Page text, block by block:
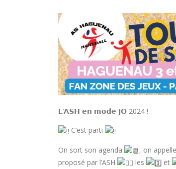
𝗟’𝗔𝗦𝗛 𝗲𝗻 𝗺𝗼𝗱𝗲 𝗝𝗢 2024 !
C’est parti
On sort son agenda , on
proposé par l’ASH
les et